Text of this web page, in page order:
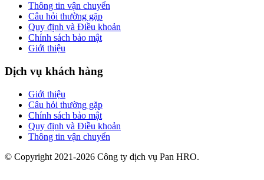
Thông tin vận chuyển
Câu hỏi thường gặp
Quy định và Điều khoản
Chính sách bảo mật
Giới thiệu
Dịch vụ khách hàng
Giới thiệu
Câu hỏi thường gặp
Chính sách bảo mật
Quy định và Điều khoản
Thông tin vận chuyển
© Copyright 2021-2026 Công ty dịch vụ Pan HRO.